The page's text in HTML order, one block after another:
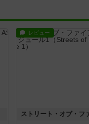
レビュー